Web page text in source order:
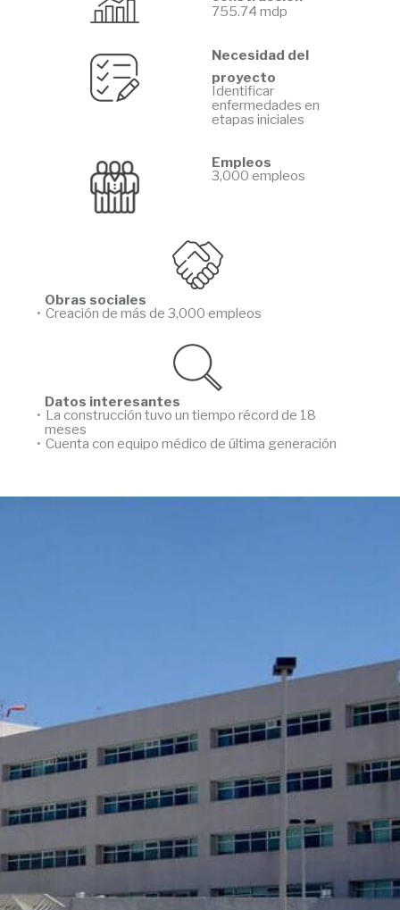
755.74 mdp
Necesidad del
proyecto
Identificar
enfermedades en
etapas iniciales
Empleos
3,000 empleos
Obras sociales
Creación de más de 3,000 empleos
Datos interesantes
La construcción tuvo un tiempo récord de 18
meses
Cuenta con equipo médico de última generación